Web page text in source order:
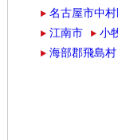
名古屋市中
江南市
小
海部郡飛島村